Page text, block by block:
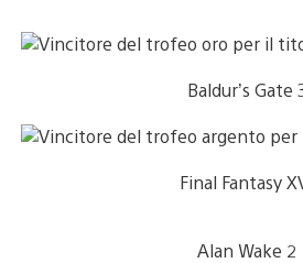
Baldur’s Gate
Final Fantasy
Alan Wake 2